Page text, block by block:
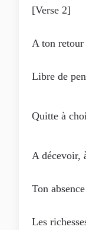
[Verse 2]
A ton retour
Libre de
Quitte à
A décevoir,
Ton
Les